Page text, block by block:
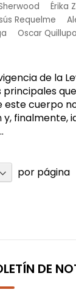
Érika
Requelme
Oscar
de la
este cuerpo
finalmente,
por página
DE